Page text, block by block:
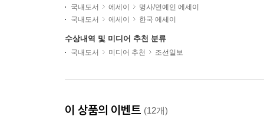
국내도서 에세이
명사/연예인 에세이
국내도서
에세이 한국 에세이
수상내역 및 미디어 추천 분류
국내도서 미디어 추천 조선일보
이 상품의 이벤트 (12개)